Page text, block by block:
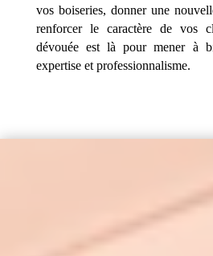
vos boiseries, donner une
renforcer le caractère de vos
dévouée est là pour mener à
expertise et professionnalisme.